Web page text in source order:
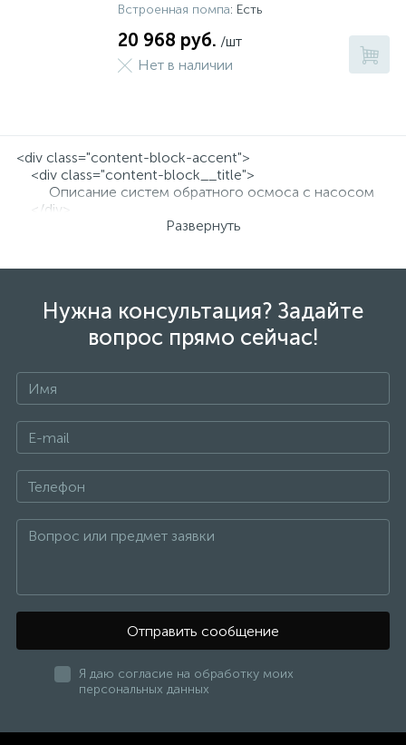
Встроенная помпа: Есть
20 968 руб. /шт
Нет в наличии
<div class="content-block-accent">
<div class="content-block__title">
Описание систем обратного осмоса с насосом
</div>
<div class="content-block__text">
полупроницаемую мембрану из более
концентрированного раствора в менее. Причем
растворенные в воде вещества остаются в
обратным природному процессу осмоса. Для
реализации этого процесса требуется давление,
Давление осмоса тем выше, чем выше концентрация
растворенных в воде веществ. Для работы систем
обратного осмоса очень важно давление в системе.
Если в водопроводной системе низкое давление
(меньше 2,5 бар), то система обратного осмоса будет
иметь маленькую производительность или не работать
вообще. Для нормальной работы обратного осмоса
</p>
<div class="content-block__title">
Описание насосов обратного осмоса
Развернуть
Нужна консультация? Задайте
вопрос прямо сейчас!
Отправить сообщение
Я даю согласие на обработку моих
персональных данных